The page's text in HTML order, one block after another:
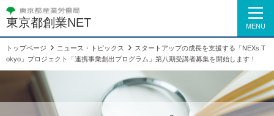
東京都創業NET MENU
トップページ ニュース・トピックス
スタートアップの成長を支援する「NEXs T
okyo」プロジェクト「連携事業創出プログラム」第八期受講者募集を開始します！